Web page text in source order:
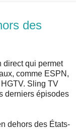
des
direct qui permet
comme ESPN,
Sling TV
derniers épisodes
dehors des États-